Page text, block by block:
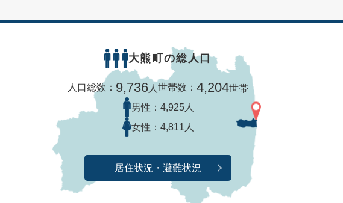
大熊町の総人口
人口総数： 9,736 人 世帯数： 4,204世帯
男性： 4,925人
女性： 4,811人
居住状況・避難状況